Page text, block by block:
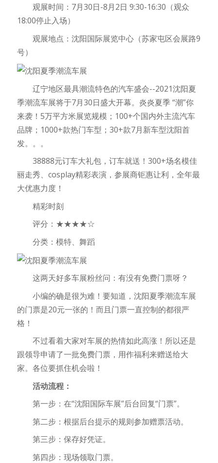
观展时间：7月30日-8月2日 9:30-16:30（观众
18:00停止入场）
观展地点：沈阳国际展览中心（苏家屯区会展路9
号）
辽宁地区最具潮流特色的汽车盛会--2021沈阳夏
季潮流车展将于7月30日盛大开幕。炎炎夏季 “潮”你
来袭！5万平方米展览规模；100+个国内外主流汽车
品牌；1000+款热门车型；30+款7月新车型沈阳首
发。。。
38888元订车大礼包，订车就送！300+场名模佳
丽走秀、cosplay精彩表演，参展商钜惠让利，全年最
大优惠力度！
精彩时刻
评分：★★★★☆
分类：模特、舞蹈
这两天好多车展粉丝问：有没有免费门票呀？
小编的确是很为难！要知道，沈阳夏季潮流车展
的门票是20元一张的！而且门票一直控制的都很严
格！
不过看着大家对车展的热情如此高涨！所以还是
跟领导申请了一批免费门票，用作福利来赠送给大
家。各位要抓住机会啦！
活动流程：
第一步：在“沈阳国际车展”后台回复“门票”。
第二步：根据后台提示的规则参加赠票活动。
第三步：保存好凭证。
第四步：现场领取门票。